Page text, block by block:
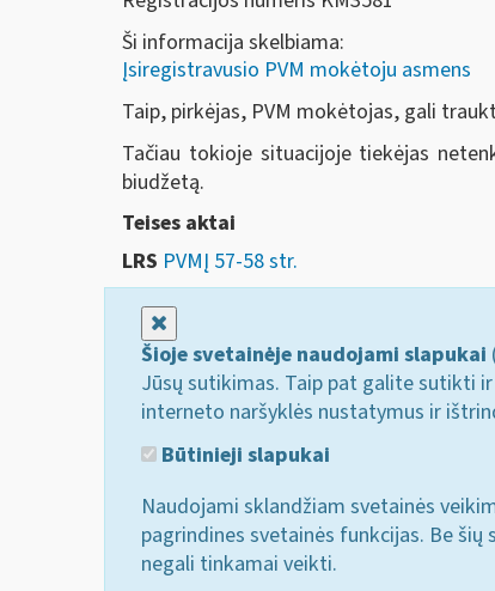
Ši informacija skelbiama:
Įsiregistravusio PVM mokėtoju asmens
Taip, pirkėjas, PVM mokėtojas, gali
Tačiau tokioje situacijoje tiekėjas
biudžetą.
Teises aktai
LRS PVMĮ 57-58 str.
Šioje svetainėje naudojami slapukai
Jūsų sutikimas. Taip pat galite sutikti
interneto naršyklės nustatymus ir
Būtinieji slapukai
Naudojami sklandžiam svetainės
pagrindines svetainės funkcijas. Be šių
negali tinkamai veikti.